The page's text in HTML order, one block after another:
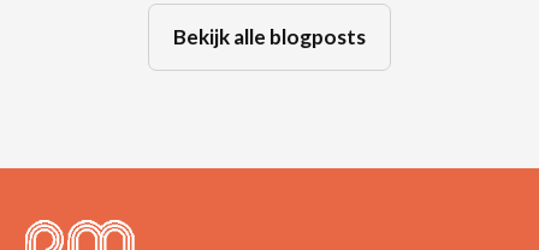
Bekijk alle blogposts